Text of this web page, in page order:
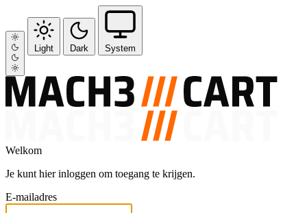
Light Dark System
Welkom
Je kunt hier inloggen om toegang te krijgen.
E-mailadres